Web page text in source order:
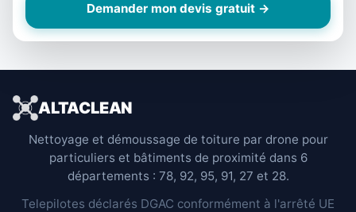
Demander mon devis gratuit →
ALTACLEAN
Nettoyage et démoussage de toiture par drone pour
particuliers et bâtiments de proximité dans 6
départements : 78, 92, 95, 91, 27 et 28.
Telepilotes déclarés DGAC conformément à l'arrêté UE